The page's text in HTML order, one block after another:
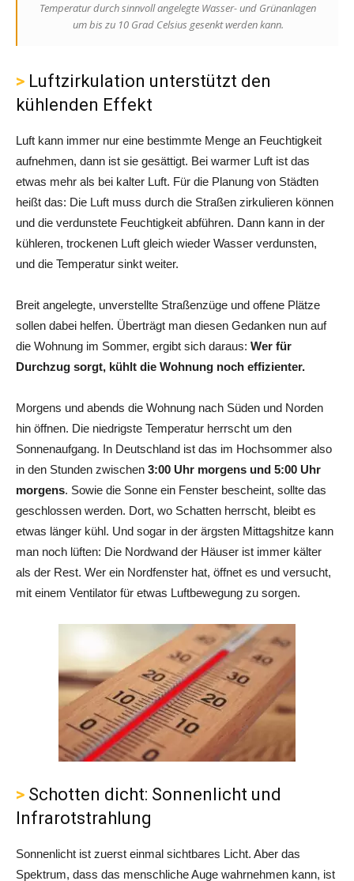
Temperatur durch sinnvoll angelegte Wasser- und Grünanlagen
um bis zu 10 Grad Celsius gesenkt werden kann.
Luftzirkulation unterstützt den
kühlenden Effekt
Luft kann immer nur eine bestimmte Menge an Feuchtigkeit
aufnehmen, dann ist sie gesättigt. Bei warmer Luft ist das
etwas mehr als bei kalter Luft. Für die Planung von Städten
heißt das: Die Luft muss durch die Straßen zirkulieren können
und die verdunstete Feuchtigkeit abführen. Dann kann in der
kühleren, trockenen Luft gleich wieder Wasser verdunsten,
und die Temperatur sinkt weiter.
Breit angelegte, unverstellte Straßenzüge und offene Plätze
sollen dabei helfen. Überträgt man diesen Gedanken nun auf
die Wohnung im Sommer, ergibt sich daraus: Wer für
Durchzug sorgt, kühlt die Wohnung noch effizienter.
Morgens und abends die Wohnung nach Süden und Norden
hin öffnen. Die niedrigste Temperatur herrscht um den
Sonnenaufgang. In Deutschland ist das im Hochsommer also
in den Stunden zwischen 3:00 Uhr morgens und 5:00 Uhr
morgens. Sowie die Sonne ein Fenster bescheint, sollte das
geschlossen werden. Dort, wo Schatten herrscht, bleibt es
etwas länger kühl. Und sogar in der ärgsten Mittagshitze kann
man noch lüften: Die Nordwand der Häuser ist immer kälter
als der Rest. Wer ein Nordfenster hat, öffnet es und versucht,
mit einem Ventilator für etwas Luftbewegung zu sorgen.
Schotten dicht: Sonnenlicht und
Infrarotstrahlung
Sonnenlicht ist zuerst einmal sichtbares Licht. Aber das
Spektrum, dass das menschliche Auge wahrnehmen kann, ist